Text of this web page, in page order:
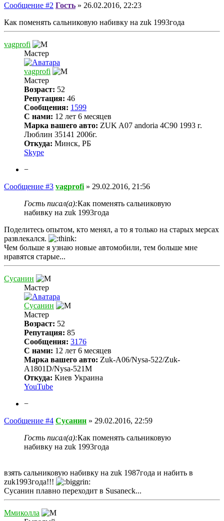
Сообщение #2 Гость » 26.02.2016, 22:23
Как поменять сальниковую набивку на zuk 1993года
vagprofi
Мастер
vagprofi
Мастер
Возраст: 52
Репутация: 46
Сообщения: 1599
С нами: 12 лет 6 месяцев
Марка вашего авто: ZUK A07 andoria 4C90 1993 г.
Люблин 35141 2006г.
Откуда: Минск, РБ
Skype
−
Сообщение #3 vagprofi » 29.02.2016, 21:56
Гость писал(а):Как поменять сальниковую
набивку на zuk 1993года
Поделитесь опытом, кто менял, а то я только на старых мерсах
развлекался.
Чем больше я узнаю новые автомобили, тем больше мне
нравятся старые...
Сусанин
Мастер
Сусанин
Мастер
Возраст: 52
Репутация: 85
Сообщения: 3176
С нами: 12 лет 6 месяцев
Марка вашего авто: Zuk-A06/Nysa-522/Zuk-
A1801D/Nysa-521M
Откуда: Киев Украина
YouTube
−
Сообщение #4 Сусанин » 29.02.2016, 22:59
Гость писал(а):Как поменять сальниковую
набивку на zuk 1993года
взять сальниковую набивку на zuk 1987года и набить в
zuk1993года!!!
Сусанин плавно переходит в Susaneck...
Ммиколла